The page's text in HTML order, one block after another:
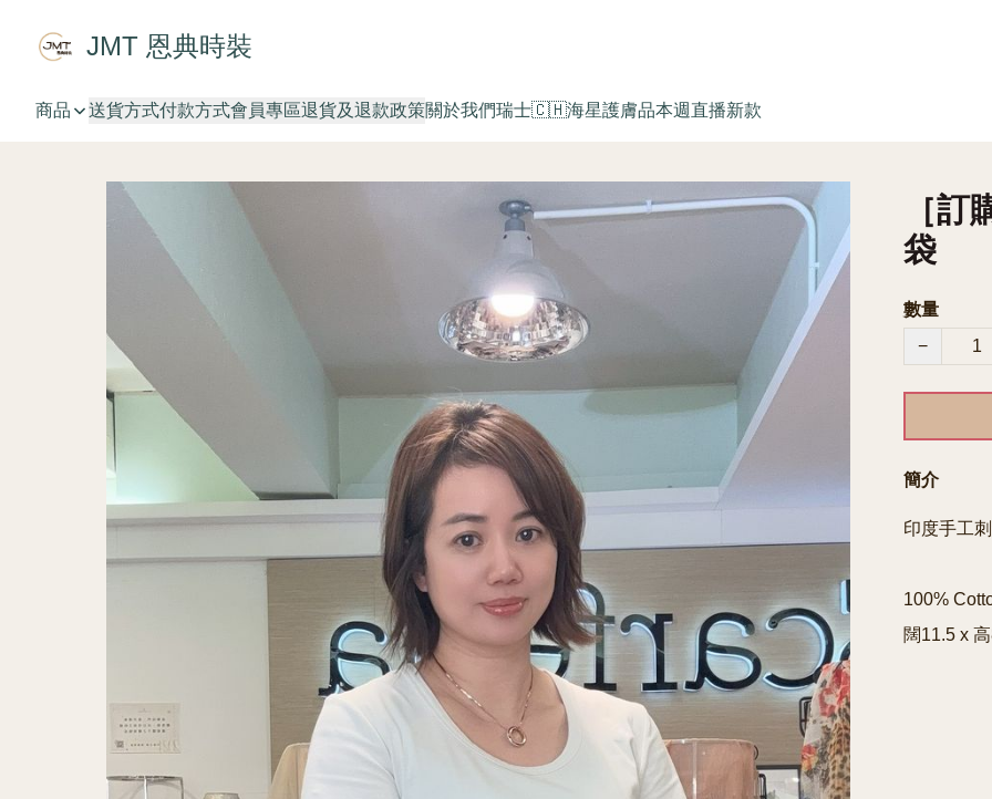
JMT 恩典時裝
商品 送貨方式付款方式會員專區退貨及退款政策關於我們瑞士🇨🇭海星護膚品本週直播新款
［
袋
數量
−
簡介
印度手工
100%
闊11.5 x